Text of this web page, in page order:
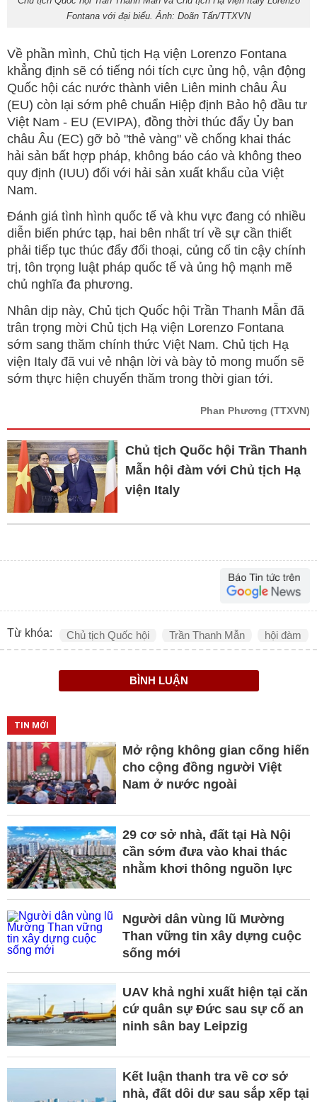
Fontana với đại biểu. Ảnh: Doãn Tấn/TTXVN
Về phần mình, Chủ tịch Hạ viện Lorenzo Fontana
khẳng định sẽ có tiếng nói tích cực ủng hộ, vận động
Quốc hội các nước thành viên Liên minh châu Âu
(EU) còn lại sớm phê chuẩn Hiệp định Bảo hộ đầu tư
Việt Nam - EU (EVIPA), đồng thời thúc đẩy Ủy ban
châu Âu (EC) gỡ bỏ "thẻ vàng" về chống khai thác
hải sản bất hợp pháp, không báo cáo và không theo
quy định (IUU) đối với hải sản xuất khẩu của Việt
Nam.
Đánh giá tình hình quốc tế và khu vực đang có nhiều
diễn biến phức tạp, hai bên nhất trí về sự cần thiết
phải tiếp tục thúc đẩy đối thoại, củng cố tin cậy chính
trị, tôn trọng luật pháp quốc tế và ủng hộ mạnh mẽ
chủ nghĩa đa phương.
Nhân dịp này, Chủ tịch Quốc hội Trần Thanh Mẫn đã
trân trọng mời Chủ tịch Hạ viện Lorenzo Fontana
sớm sang thăm chính thức Việt Nam. Chủ tịch Hạ
viện Italy đã vui vẻ nhận lời và bày tỏ mong muốn sẽ
sớm thực hiện chuyến thăm trong thời gian tới.
Phan Phương (TTXVN)
Chủ tịch Quốc hội Trần Thanh
Mẫn hội đàm với Chủ tịch Hạ
viện Italy
Từ khóa: Chủ tịch Quốc hội Trần Thanh Mẫn hội đàm
BÌNH LUẬN
TIN MỚI
Mở rộng không gian cống hiến
cho cộng đồng người Việt
Nam ở nước ngoài
29 cơ sở nhà, đất tại Hà Nội
cần sớm đưa vào khai thác
nhằm khơi thông nguồn lực
Người dân vùng lũ Mường
Than vững tin xây dựng cuộc
sống mới
UAV khả nghi xuất hiện tại căn
cứ quân sự Đức sau sự cố an
ninh sân bay Leipzig
Kết luận thanh tra về cơ sở
nhà, đất dôi dư sau sắp xếp tại